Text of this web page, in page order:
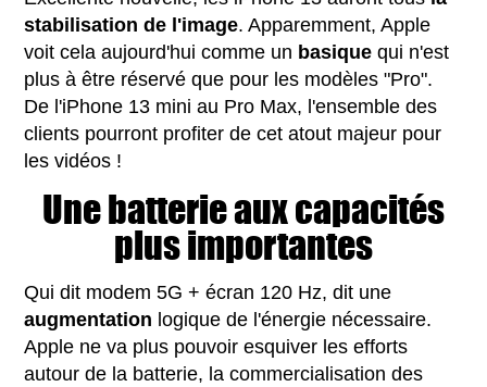
stabilisation de l'image. Apparemment, Apple
voit cela aujourd'hui comme un basique qui n'est
plus à être réservé que pour les modèles "Pro".
De l'iPhone 13 mini au Pro Max, l'ensemble des
clients pourront profiter de cet atout majeur pour
les vidéos !
Une batterie aux capacités
plus importantes
Qui dit modem 5G + écran 120 Hz, dit une
augmentation logique de l'énergie nécessaire.
Apple ne va plus pouvoir esquiver les efforts
autour de la batterie, la commercialisation des